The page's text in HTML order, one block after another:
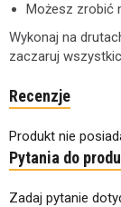
Możesz zrobić
Wykonaj na
zaczaruj
Recenzje
Produkt nie
Pytania do
Zadaj pytanie